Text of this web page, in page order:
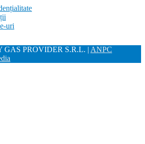
uri
GAS PROVIDER S.R.L. | ANPC